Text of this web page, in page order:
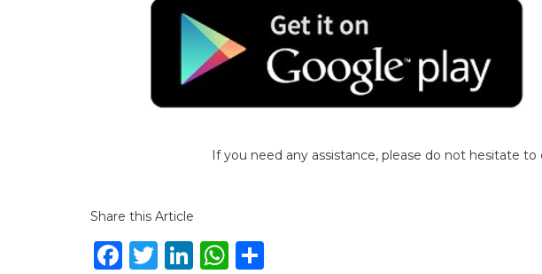
If you need any assistance, please do not hesitate
Share this Article
Facebook
Twitter
LinkedIn
WhatsApp